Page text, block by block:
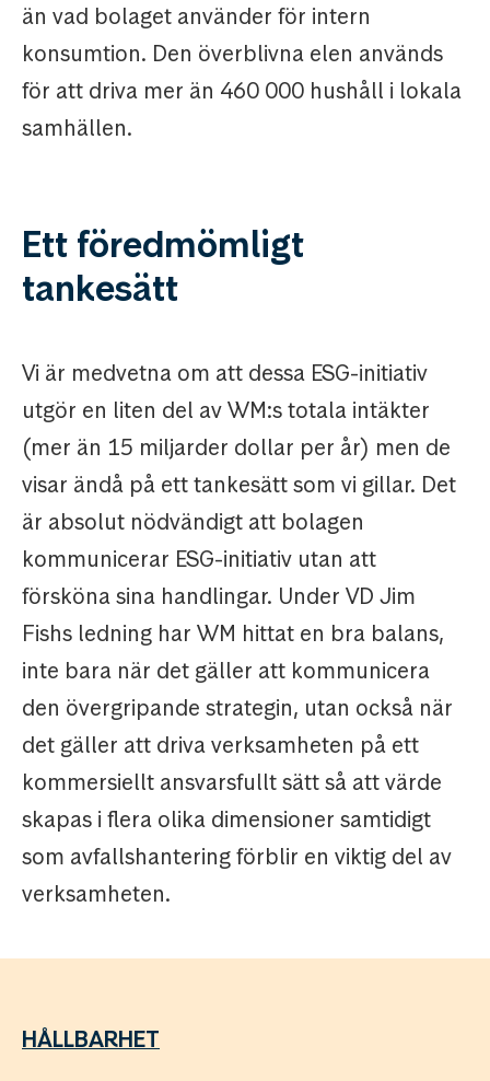
än vad bolaget använder för intern
konsumtion. Den överblivna elen används
för att driva mer än 460 000 hushåll i lokala
samhällen.
Ett föredmömligt
tankesätt
Vi är medvetna om att dessa ESG-initiativ
utgör en liten del av WM:s totala intäkter
(mer än 15 miljarder dollar per år) men de
visar ändå på ett tankesätt som vi gillar. Det
är absolut nödvändigt att bolagen
kommunicerar ESG-initiativ utan att
försköna sina handlingar. Under VD Jim
Fishs ledning har WM hittat en bra balans,
inte bara när det gäller att kommunicera
den övergripande strategin, utan också när
det gäller att driva verksamheten på ett
kommersiellt ansvarsfullt sätt så att värde
skapas i flera olika dimensioner samtidigt
som avfallshantering förblir en viktig del av
verksamheten.
HÅLLBARHET